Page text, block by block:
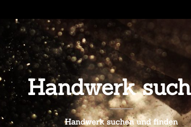
Handwerk
Handwerk suchen und finden